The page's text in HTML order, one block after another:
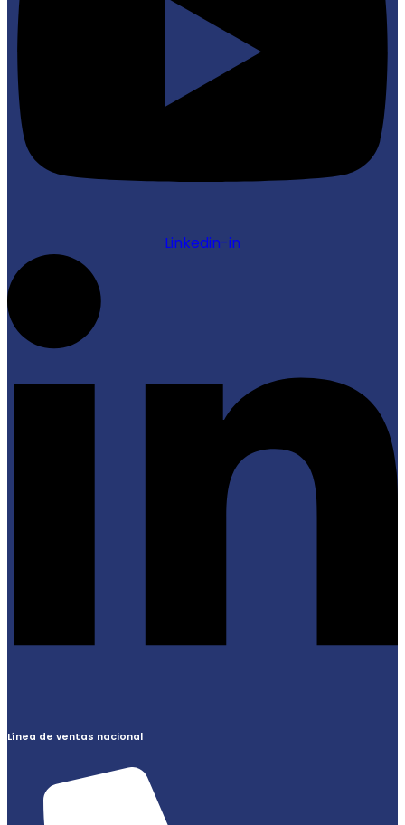
Linkedin-in
Línea de ventas nacional